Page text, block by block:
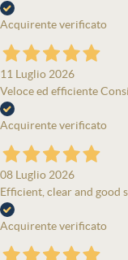
Acquirente verificato
11 Luglio 2026
Veloce ed efficiente
Acquirente verificato
08 Luglio 2026
Efficient, clear and good
Acquirente verificato